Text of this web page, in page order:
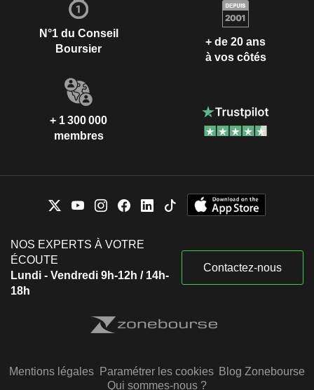
N°1 du Conseil
Boursier
+ de 20 ans
à vos côtés
+ 1 300 000
membres
NOS EXPERTS À VOTRE
ÉCOUTE
Lundi - Vendredi 9h-12h / 14h-
18h
Contactez-nous
Mentions légales Paramétrer les cookies Blog Zonebourse
Qui sommes-nous ?